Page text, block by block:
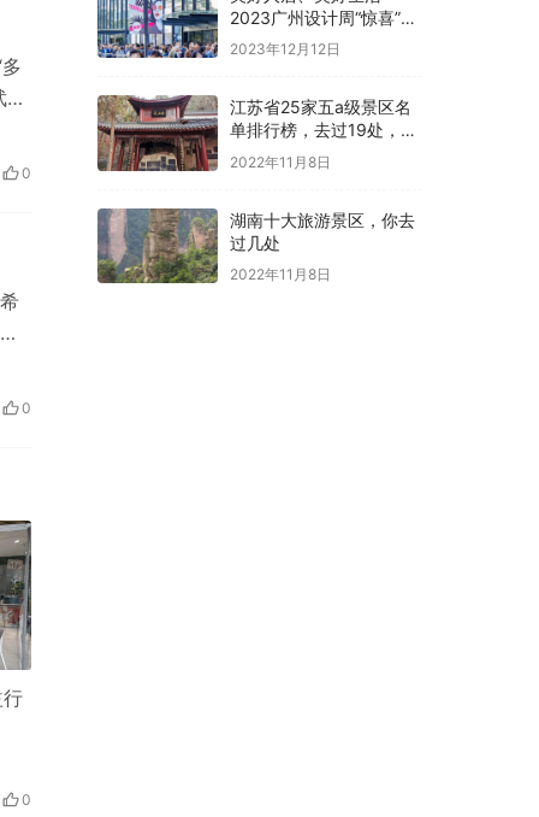
0
0
0
2023广州设计周“惊喜”开
幕
2023年12月12日
江苏省25家五a级景区名
单排行榜，去过19处，才
算真正游过江苏
2022年11月8日
湖南十大旅游景区，你去
过几处
2022年11月8日